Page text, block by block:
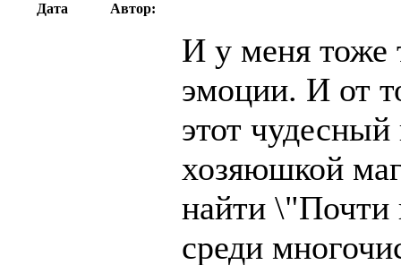
Дата Автор:
И у меня тоже
эмоции. И от
этот
хозяюшкой
найти \"Почти
среди